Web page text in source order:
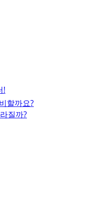
!
할까요?
질까?